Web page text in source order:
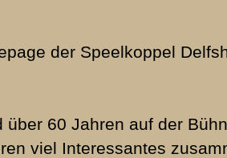
Schuss in de Büx!
de Peer
der Speelkoppel
über 60 Jahren auf der
viel Interessantes